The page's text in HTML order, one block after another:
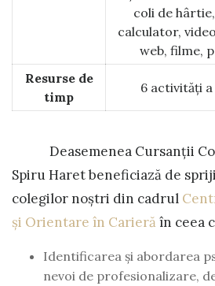
coli de
calculator,
web, filme,
Resurse de
timp
6 activități
Deasemenea Cursanții
Spiru Haret beneficiază de
colegilor noștri din cadrul
și Orientare în Carierăîn ceea
Identificarea și abordarea
nevoi de profesionalizare,